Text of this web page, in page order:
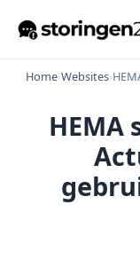
Home›Websites›
HEMA